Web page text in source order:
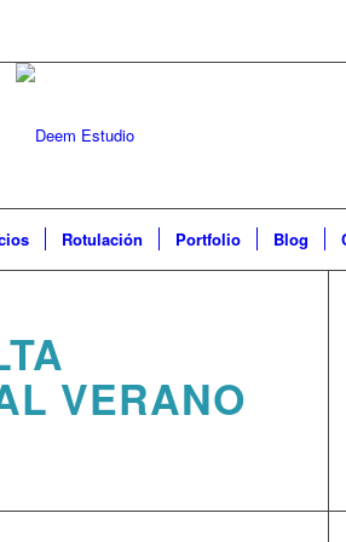
Rotulación Portfolio Blog
VERANO